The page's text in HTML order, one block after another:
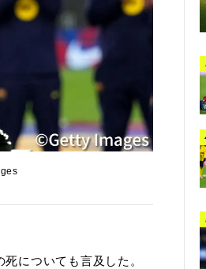
についても言及した。